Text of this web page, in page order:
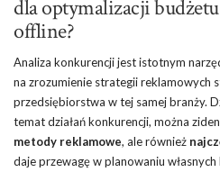
dla optymalizacji
offline?
Analiza konkurencji jest istotnym
na zrozumienie strategii reklamowych
przedsiębiorstwa w tej samej branży.
temat działań konkurencji, można
metody reklamowe, ale również
daje przewagę w planowaniu własnych